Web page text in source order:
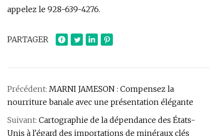
appelez le 928-639-4276.
PARTAGER
Précédent: MARNI JAMESON : Compensez la
nourriture banale avec une présentation élégante
Suivant: Cartographie de la dépendance des États-
Unis à l'égard des importations de minéraux clés